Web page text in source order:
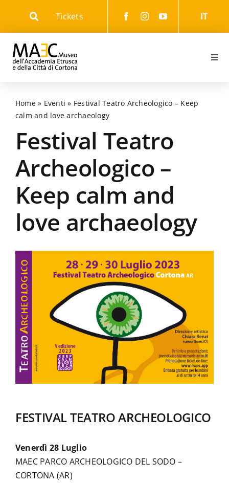
content
Tickets IT
Eventi
Il Museo
Il Parco
Gli Itinerari culturali
La Biblioteca
Contatti
Home» Eventi » Festival Teatro Archeologico – Keep
calm and love archaeology
Festival Teatro
Archeologico –
Keep calm and
love archaeology
FESTIVAL TEATRO ARCHEOLOGICO
Venerdì 28 Luglio
MAEC PARCO ARCHEOLOGICO DEL SODO –
CORTONA (AR)